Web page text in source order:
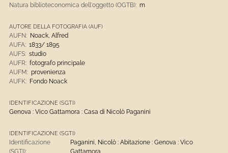
Natura biblioteconomica dell'oggetto (OGTB): m
AUTORE DELLA FOTOGRAFIA (AUF)
AUFN: Noack, Alfred
AUFA: 1833/ 1895
AUFS: studio
AUFR: fotografo principale
AUFM: provenienza
AUFK: Fondo Noack
IDENTIFICAZIONE (SGTI)
Genova : Vico Gattamora : Casa di Nicolò Paganini
IDENTIFICAZIONE (SGTI)
Identificazione
(SGTI):
Paganini, Nicolò : Abitazione : Genova : Vico
Gattamora